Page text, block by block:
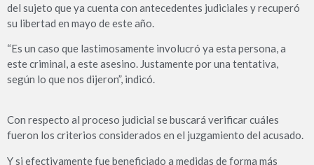
del sujeto que ya cuenta con antecedentes judiciales y recuperó
su libertad en mayo de este año.
“Es un caso que lastimosamente involucró ya esta persona, a
este criminal, a este asesino. Justamente por una tentativa,
según lo que nos dijeron”, indicó.
Con respecto al proceso judicial se buscará verificar cuáles
fueron los criterios considerados en el juzgamiento del acusado.
Y si efectivamente fue beneficiado a medidas de forma más